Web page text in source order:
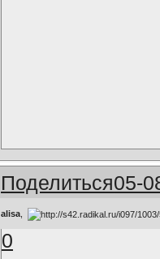
Поделиться05-
alisa
0